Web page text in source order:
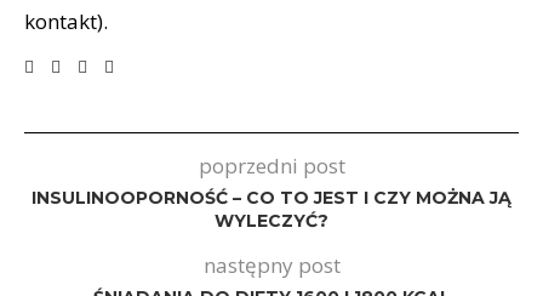
kontakt).
poprzedni post
INSULINOOPORNOŚĆ – CO TO JEST I CZY MOŻNA JĄ
WYLECZYĆ?
następny post